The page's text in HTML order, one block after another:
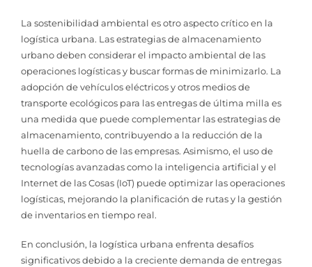
La sostenibilidad ambiental es otro aspecto crítico en la
logística urbana. Las estrategias de almacenamiento
urbano deben considerar el impacto ambiental de las
operaciones logísticas y buscar formas de minimizarlo. La
adopción de vehículos eléctricos y otros medios de
transporte ecológicos para las entregas de última milla es
una medida que puede complementar las estrategias de
almacenamiento, contribuyendo a la reducción de la
huella de carbono de las empresas. Asimismo, el uso de
tecnologías avanzadas como la inteligencia artificial y el
Internet de las Cosas (IoT) puede optimizar las operaciones
logísticas, mejorando la planificación de rutas y la gestión
de inventarios en tiempo real.
En conclusión, la logística urbana enfrenta desafíos
significativos debido a la creciente demanda de entregas